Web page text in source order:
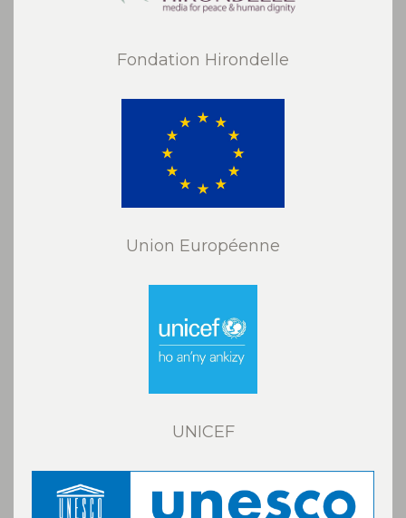
Fondation Hirondelle
Union Européenne
UNICEF